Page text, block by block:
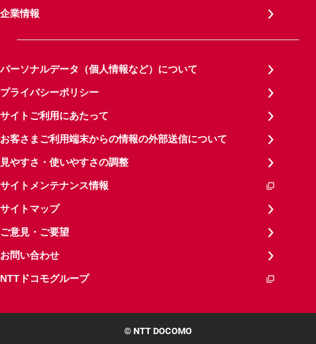
企業情報
パーソナルデータ（個人情報など）について
プライバシーポリシー
サイトご利用にあたって
お客さまご利用端末からの情報の外部送信について
見やすさ・使いやすさの調整
サイトメンテナンス情報
サイトマップ
ご意見・ご要望
お問い合わせ
NTTドコモグループ
© NTT DOCOMO